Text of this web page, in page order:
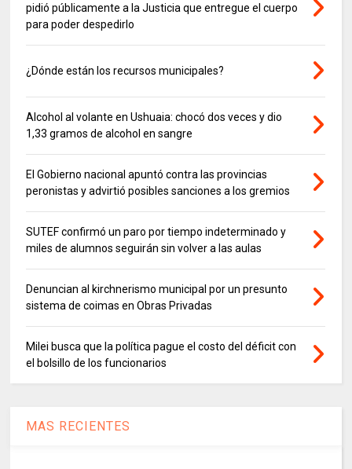
pidió públicamente a la Justicia que entregue el cuerpo
para poder despedirlo
¿Dónde están los recursos municipales?
Alcohol al volante en Ushuaia: chocó dos veces y dio
1,33 gramos de alcohol en sangre
El Gobierno nacional apuntó contra las provincias
peronistas y advirtió posibles sanciones a los gremios
SUTEF confirmó un paro por tiempo indeterminado y
miles de alumnos seguirán sin volver a las aulas
Denuncian al kirchnerismo municipal por un presunto
sistema de coimas en Obras Privadas
Milei busca que la política pague el costo del déficit con
el bolsillo de los funcionarios
MAS RECIENTES